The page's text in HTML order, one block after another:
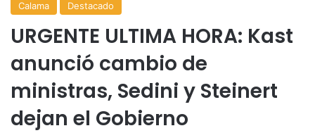
Calama Destacado
URGENTE ULTIMA HORA: Kast
anunció cambio de
ministras, Sedini y Steinert
dejan el Gobierno